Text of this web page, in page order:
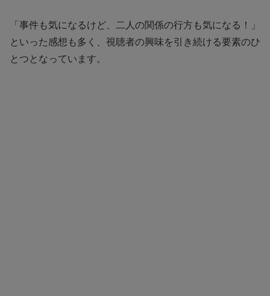
「事件も気になるけど、二人の関係の行方も気になる！」
といった感想も多く、視聴者の興味を引き続ける要素のひ
とつとなっています。